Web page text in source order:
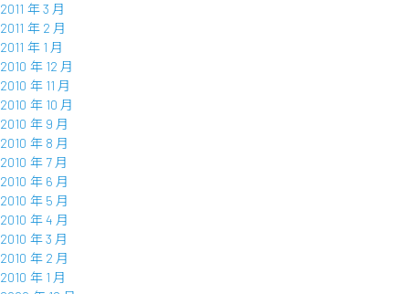
2011 年 3 月
2011 年 2 月
2011 年 1 月
2010 年 12 月
2010 年 11 月
2010 年 10 月
2010 年 9 月
2010 年 8 月
2010 年 7 月
2010 年 6 月
2010 年 5 月
2010 年 4 月
2010 年 3 月
2010 年 2 月
2010 年 1 月